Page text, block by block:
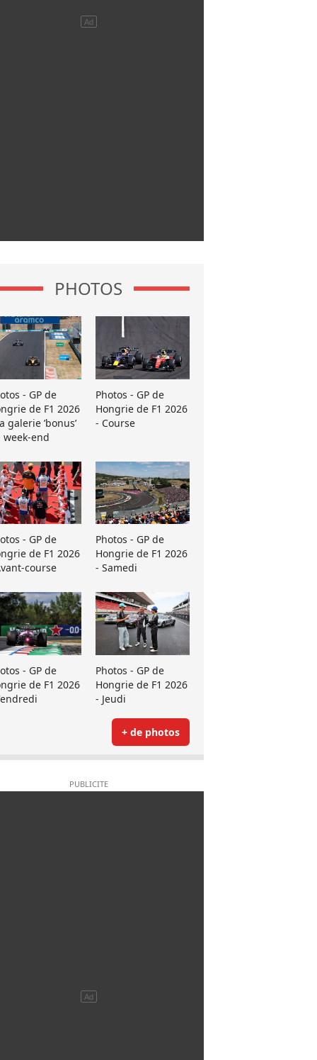
PHOTOS
- GP de
de F1 2026
galerie ’bonus’
week-end
Photos - GP de
Hongrie de F1 2026
- Course
- GP de
de F1 2026
course
Photos - GP de
Hongrie de F1 2026
- Samedi
- GP de
de F1 2026
Photos - GP de
Hongrie de F1 2026
- Jeudi
+ de photos